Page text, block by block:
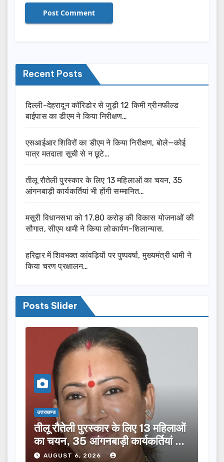
Recent Posts
दिल्ली-देहरादून कॉरिडोर से जुड़ी 12 किमी ग्रीनफील्ड
बाईपास का डीएम ने किया निरीक्षण…
एसआईआर शिविरों का डीएम ने किया निरीक्षण, बोले—कोई
पात्र मतदाता सूची से न छूटे…
तीलू रौतेली पुरस्कार के लिए 13 महिलाओं का चयन, 35
आंगनबाड़ी कार्यकर्तियां भी होंगी सम्मानित…
मसूरी विधानसभा को 17.80 करोड़ की विकास योजनाओं की
सौगात, सीएम धामी ने किया लोकार्पण-शिलान्यास.
हरिद्वार में शिवभक्त कांवड़ियों पर पुष्पवर्षा, मुख्यमंत्री धामी ने
किया चरण प्रक्षालन…
Posts Slider
उत्तराखण्ड
तीलू रौतेली पुरस्कार के लिए 13 महिलाओं
का चयन, 35 आंगनबाड़ी कार्यकर्तियां भी
होंगी सम्मानित…
AUGUST 6, 2026